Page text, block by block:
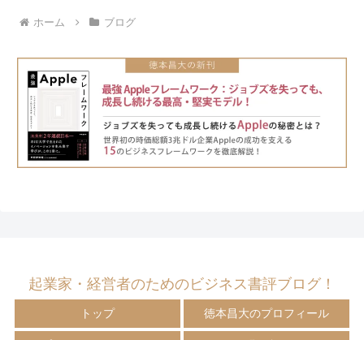
ホーム ブログ
起業家・経営者のためのビジネス書評ブログ！
トップ 徳本昌大のプロフィール